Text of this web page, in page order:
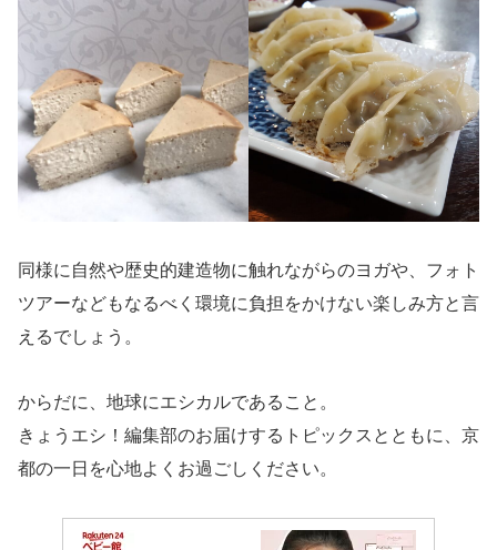
同様に自然や歴史的建造物に触れながらのヨガや、フォト
ツアーなどもなるべく環境に負担をかけない楽しみ方と言
えるでしょう。
からだに、地球にエシカルであること。
きょうエシ！編集部のお届けするトピックスとともに、京
都の一日を心地よくお過ごしください。